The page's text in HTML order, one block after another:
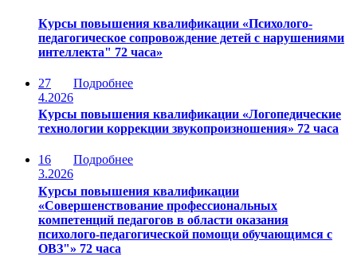
Курсы повышения квалификации «Психолого-
педагогическое сопровождение детей с нарушениями
интеллекта" 72 часа»
27
4.2026
Подробнее
Курсы повышения квалификации «Логопедические
технологии коррекции звукопроизношения» 72 часа
16
3.2026
Подробнее
Курсы повышения квалификации
«Совершенствование профессиональных
компетенций педагогов в области оказания
психолого-педагогической помощи обучающимся с
ОВЗ"» 72 часа